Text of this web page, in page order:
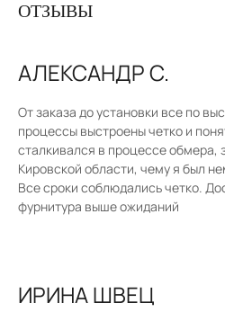
ОТЗЫВЫ
АЛЕКСАНДР С.
От заказа до установки все по
процессы выстроены четко и
сталкивался в процессе обмера,
Кировской области, чему я был
Все сроки соблюдались четко.
фурнитура выше ожиданий
ИРИНА ШВЕЦ